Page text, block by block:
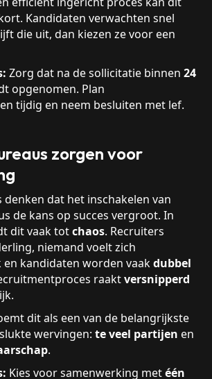
Kandidaten verwachten snel
die uit, dan kiezen ze voor een
Zorg dat na de sollicitatie binnen 24
opgenomen. Plan
tijdig en neem besluiten met lef.
zorgen voor
denken dat het inschakelen van
de kans op succes vergroot. In
dit vaak totchaos. Recruiters
niemand voelt zich
kandidaten worden vaakdubbel
raaktversnipperd
dit als een van de belangrijkste
wervingen: te veel partijen en
.
Kies voor samenwerking metéén